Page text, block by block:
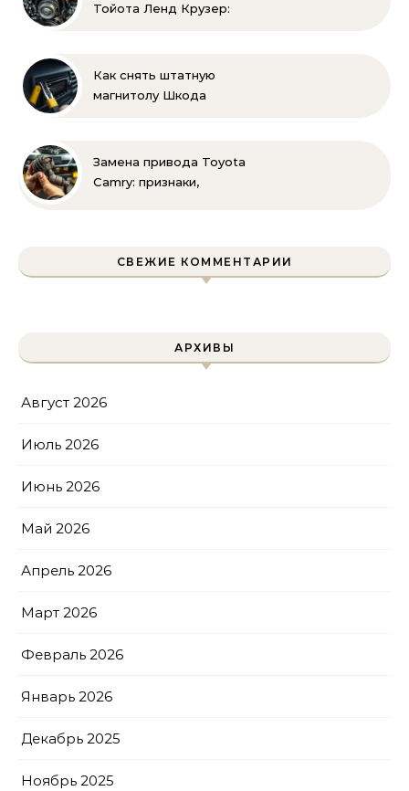
Тойота Ленд Крузер:
Как снять штатную
магнитолу Шкода
руками
Замена привода Toyota
Camry: признаки,
СВЕЖИЕ КОММЕНТАРИИ
АРХИВЫ
Август 2026
Июль 2026
Июнь 2026
Май 2026
Апрель 2026
Март 2026
Февраль 2026
Январь 2026
Декабрь 2025
Ноябрь 2025